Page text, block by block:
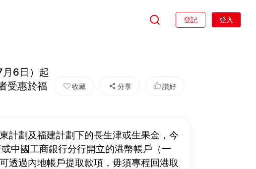
登記 登入
6日）起
受惠於福
收藏 分享 讚好
計劃及福建計劃下的長生津或生果金，今
中國工商銀行分行開立的港幣帳戶（一
透過內地帳戶提取款項，毋須專程回港取